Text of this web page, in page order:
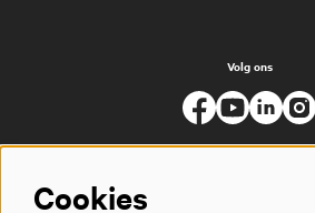
Volg ons
Cookies